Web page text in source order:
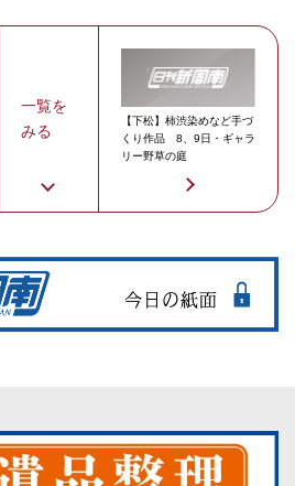
一覧を
みる
【下松】柿渋染めなど手づ
くり作品 8、9日・ギャラ
リー野草の庭